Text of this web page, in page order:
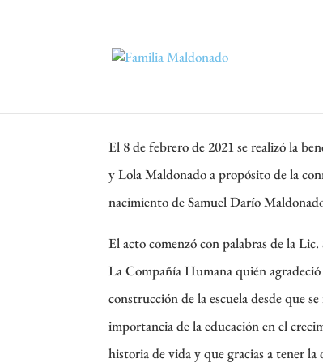
El 8 de febrero de 2021 se realizó la
y Lola Maldonado a propósito de la
nacimiento de Samuel Darío
El acto comenzó con palabras de la
La Compañía Humana quién
construcción de la escuela desde que
importancia de la educación en el
historia de vida y que gracias a tener